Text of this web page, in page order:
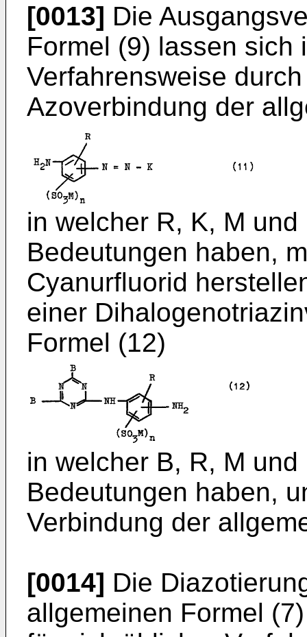
[0013] Die
Formel (9) lassen sich
Verfahrensweise
Azoverbindung der
in welcher R, K, M
Bedeutungen haben,
Cyanurfluorid
einer
Formel (12)
in welcher B, R, M
Bedeutungen haben,
Verbindung der
[0014] Die
allgemeinen Formel